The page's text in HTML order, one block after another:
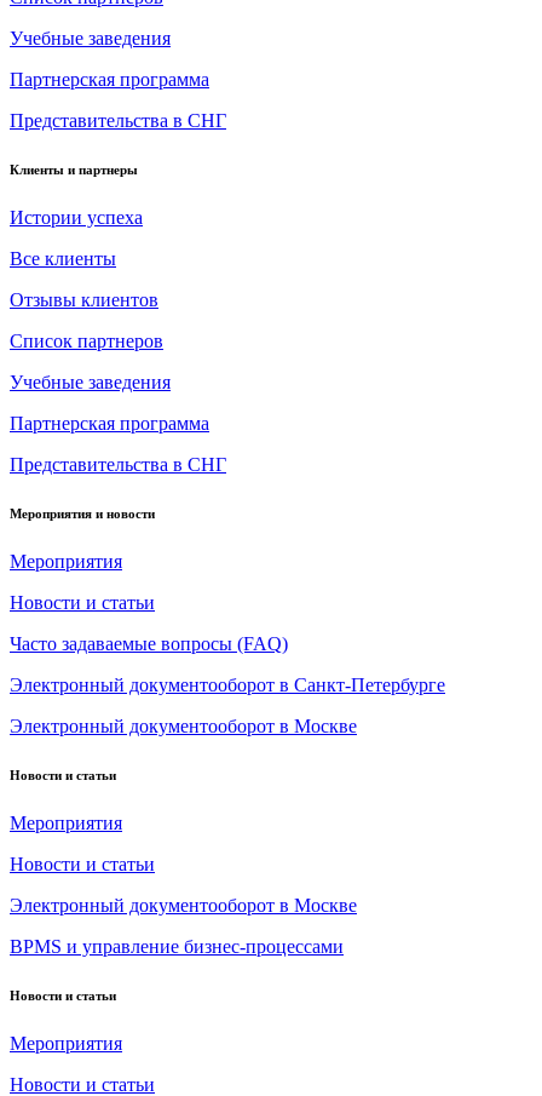
Учебные заведения
Партнерская программа
Представительства в СНГ
Клиенты и партнеры
Истории успеха
Все клиенты
Отзывы клиентов
Список партнеров
Учебные заведения
Партнерская программа
Представительства в СНГ
Мероприятия и новости
Мероприятия
Новости и статьи
Часто задаваемые вопросы (FAQ)
Электронный документооборот в Санкт-Петербурге
Электронный документооборот в Москве
Новости и статьи
Мероприятия
Новости и статьи
Электронный документооборот в Москве
BPMS и управление бизнес-процессами
Новости и статьи
Мероприятия
Новости и статьи